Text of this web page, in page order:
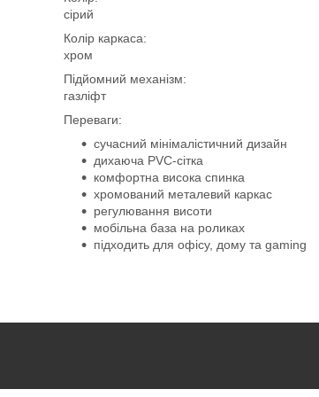
сірий
Колір каркаса:
хром
Підйомний механізм:
газліфт
Переваги:
сучасний мінімалістичний дизайн
дихаюча PVC-сітка
комфортна висока спинка
хромований металевий каркас
регулювання висоти
мобільна база на роликах
підходить для офісу, дому та gaming